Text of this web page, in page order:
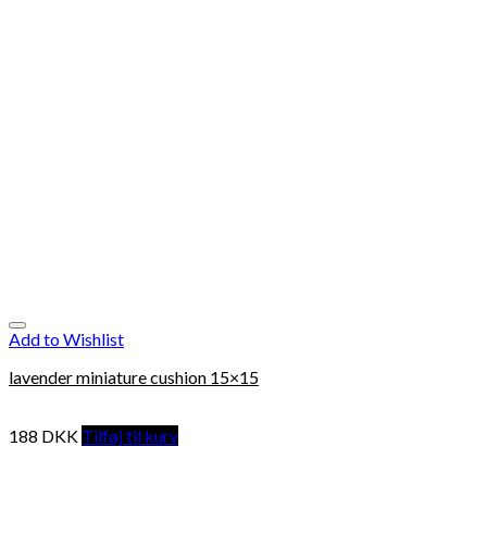
Add to Wishlist
lavender miniature cushion 15×15
188 DKK Tilføj til kurv